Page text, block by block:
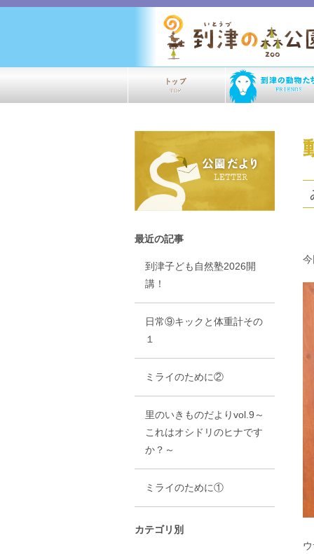
最近の記事
到津子ども自然塾2026開
講！
日常⑨キックと体重計その
１
ミライのために②
里のいきものだよりvol.9～
これはオシドリのヒナです
か？～
ミライのために①
カテゴリ別